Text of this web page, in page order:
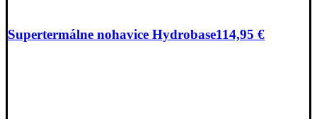
Supertermálne nohavice Hydrobase114,95 €